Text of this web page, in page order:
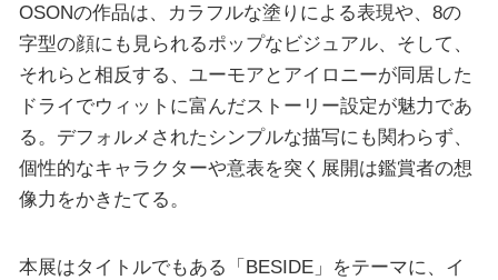
OSONの作品は、カラフルな塗りによる表現や、8の
字型の顔にも見られるポップなビジュアル、そして、
それらと相反する、ユーモアとアイロニーが同居した
ドライでウィットに富んだストーリー設定が魅力であ
る。デフォルメされたシンプルな描写にも関わらず、
個性的なキャラクターや意表を突く展開は鑑賞者の想
像力をかきたてる。
本展はタイトルでもある「BESIDE」をテーマに、イ